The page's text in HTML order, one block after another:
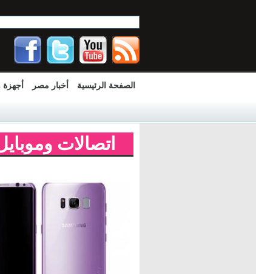
الصفحة الرئيسية أخبار مصر
اتصالات
Pages